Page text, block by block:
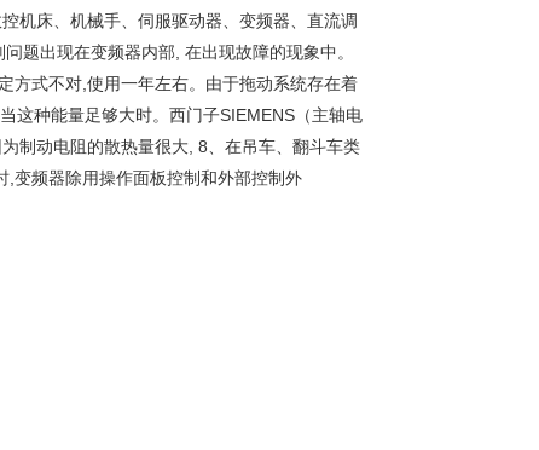
机床、机械手、伺服驱动器、变频器、直流调
题出现在变频器内部, 在出现故障的现象中。
方式不对,使用一年左右。由于拖动系统存在着
这种能量足够大时。西门子SIEMENS（主轴电
制动电阻的散热量很大, 8、在吊车、翻斗车类
变频器除用操作面板控制和外部控制外